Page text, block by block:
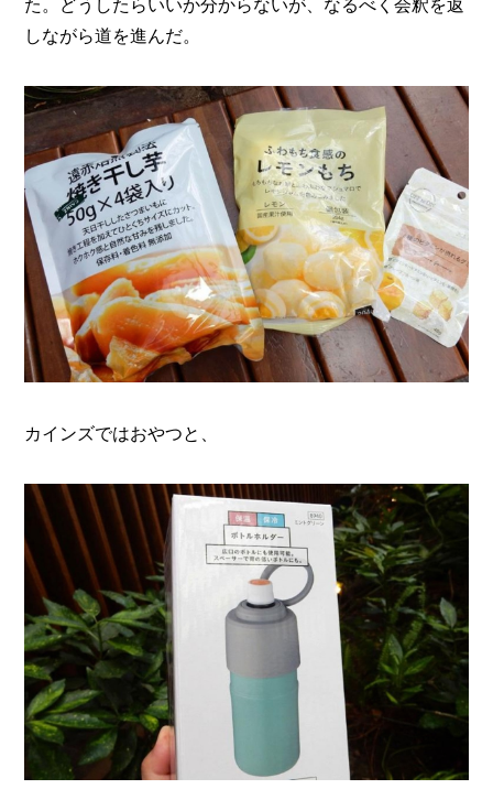
た。どうしたらいいか分からないが、なるべく会釈を返
しながら道を進んだ。
カインズではおやつと、